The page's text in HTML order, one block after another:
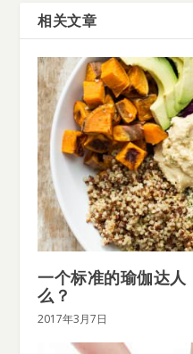
相关文章
一个标准的瑜伽达
么？
2017年3月7日